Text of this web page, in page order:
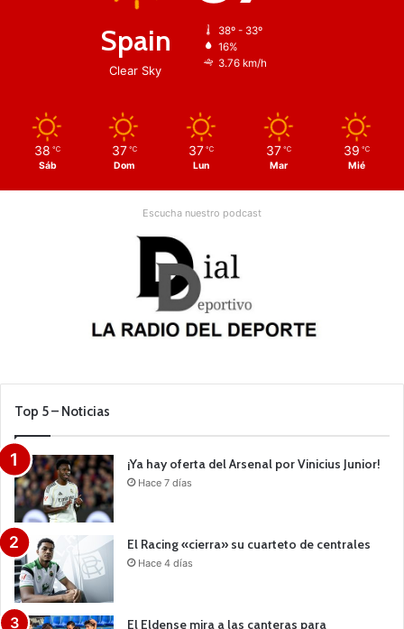
Spain
Clear Sky
38º - 33º
16%
3.76 km/h
38 ℃
Sáb
37 ℃
Dom
37 ℃
Lun
37 ℃
Mar
39 ℃
Mié
Escucha nuestro podcast
Top 5 – Noticias
¡Ya hay oferta del Arsenal por Vinicius Junior!
Hace 7 días
El Racing «cierra» su cuarteto de centrales
Hace 4 días
El Eldense mira a las canteras para